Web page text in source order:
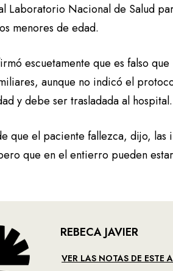
Laboratorio Nacional de Salud
menores de edad.
escuetamente que es falso
aunque no indicó el
y debe ser trasladada al hospital.
que el paciente fallezca, dijo,
que en el entierro pueden
REBECA JAVIER
VER LAS NOTAS DE ESTE